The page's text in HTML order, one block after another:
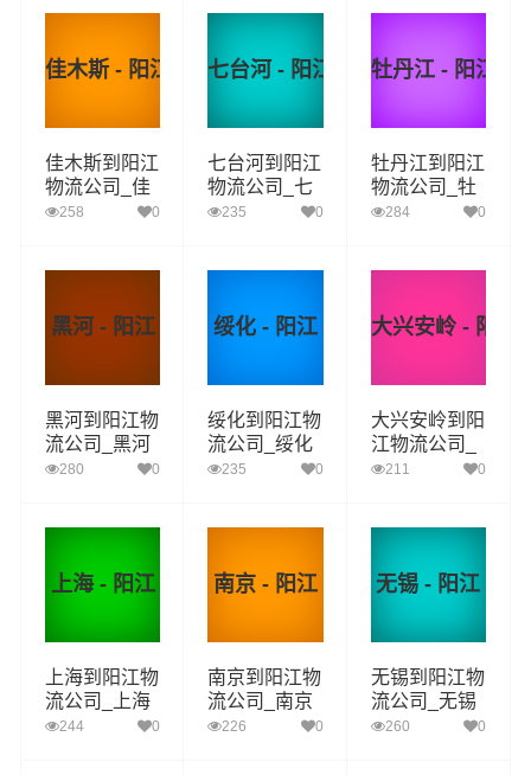
佳木斯 - 阳江
佳木斯到阳江
物流公司_佳
木斯到阳江货
258 0
七台河 - 阳江
七台河到阳江
物流公司_七
台河到阳江货
235 0
牡丹江 - 阳江
牡丹江到阳江
物流公司_牡
丹江到阳江货
284 0
黑河 - 阳江
黑河到阳江物
流公司_黑河
到阳江货运_
280 0
绥化 - 阳江
绥化到阳江物
流公司_绥化
到阳江货运_
235 0
大兴安岭 - 阳江
大兴安岭到阳
江物流公司_
大兴安岭到阳
211 0
上海 - 阳江
上海到阳江物
流公司_上海
到阳江货运_
244 0
南京 - 阳江
南京到阳江物
流公司_南京
到阳江货运_
226 0
无锡 - 阳江
无锡到阳江物
流公司_无锡
到阳江货运_
260 0